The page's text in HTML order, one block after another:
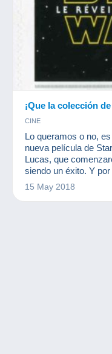
¡Que la colección
CINE
Lo queramos o no,
nueva película de
Lucas, que
siendo un éxito. Y
inmensa, igual que el
15 May 2018